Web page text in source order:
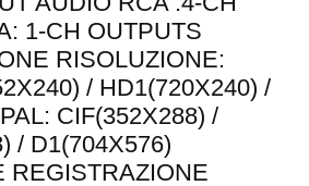
1-CH OUTPUTS
RISOLUZIONE:
/ HD1(720X240) /
CIF(352X288) /
/ D1(704X576)
REGISTRAZIONE